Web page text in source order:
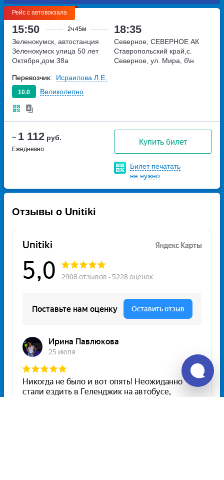
Рейс с автовокзала
15:50 2ч45м 18:35
~ 1 112 руб.
Ежедневно
Купить билет
Билет печатать
не нужно
Зеленокумск, автостанция
Зеленокумск улица 50 лет
Октября,дом 38а
Северное, СЕВЕРНОЕ АК
Ставропольский край,с.
Северное, ул. Мира, б\н
10.0 Великолепно
Перевозчик: Исраилова Л.Е.
Отзывы о Unitiki